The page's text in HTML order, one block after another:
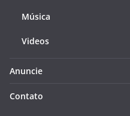
Música
Videos
Anuncie
Contato